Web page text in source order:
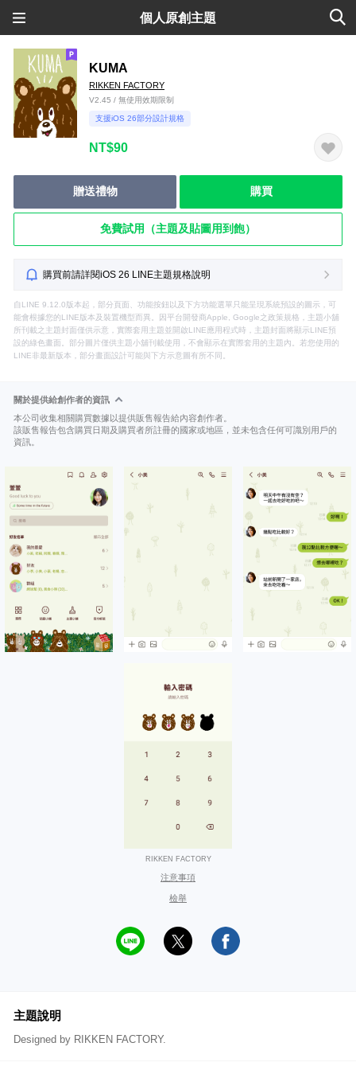
個人原創主題
KUMA
RIKKEN FACTORY
V2.45 / 無使用效期限制
支援iOS 26部分設計規格
NT$90
贈送禮物 購買
免費試用（主題及貼圖用到飽）
購買前請詳閱iOS 26 LINE主題規格說明
自LINE 9.12.0版本起，部分頁面、功能按鈕以及下方功能選單只能呈現系統預設的圖示，可
能會根據您的LINE版本及裝置機型而異。因平台開發商Apple, Google之政策規格，主題小舖
所刊載之主題封面僅供示意，實際套用主題並開啟LINE應用程式時，主題封面將顯示LINE預
設的綠色畫面。部分圖片僅供主題小舖刊載使用，不會顯示在實際套用的主題內。若您使用的
LINE非最新版本，部分畫面設計可能與下方示意圖有所不同。
關於提供給創作者的資訊
本公司收集相關購買數據以提供販售報告給內容創作者。
該販售報告包含購買日期及購買者所註冊的國家或地區，並未包含任何可識別用戶的
資訊。
RIKKEN FACTORY
注意事項
檢舉
主題說明
Designed by RIKKEN FACTORY.